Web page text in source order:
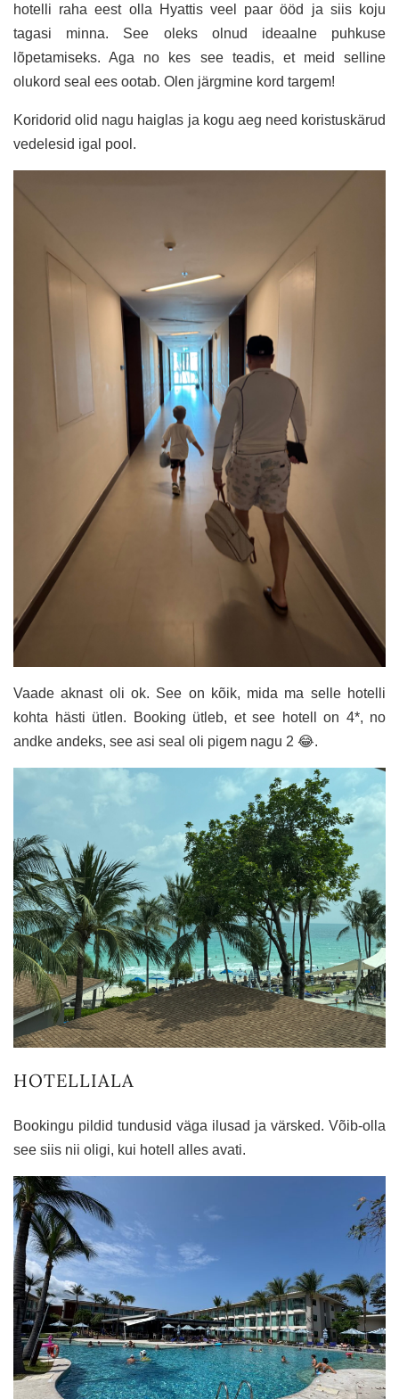
hotelli raha eest olla Hyattis veel paar ööd ja siis koju
tagasi minna. See oleks olnud ideaalne puhkuse
lõpetamiseks. Aga no kes see teadis, et meid selline
olukord seal ees ootab. Olen järgmine kord targem!
Koridorid olid nagu haiglas ja kogu aeg need koristuskärud
vedelesid igal pool.
Vaade aknast oli ok. See on kõik, mida ma selle hotelli
kohta hästi ütlen. Booking ütleb, et see hotell on 4*, no
andke andeks, see asi seal oli pigem nagu 2 😂.
HOTELLIALA
Bookingu pildid tundusid väga ilusad ja värsked. Võib-olla
see siis nii oligi, kui hotell alles avati.